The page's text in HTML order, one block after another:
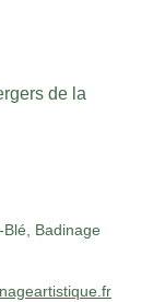
de la
Badinage